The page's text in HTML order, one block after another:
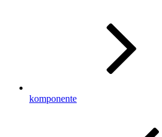
komponente